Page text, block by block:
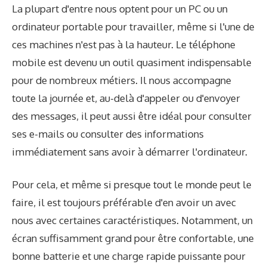
La plupart d'entre nous optent pour un PC ou un
ordinateur portable pour travailler, même si l'une de
ces machines n'est pas à la hauteur. Le téléphone
mobile est devenu un outil quasiment indispensable
pour de nombreux métiers. Il nous accompagne
toute la journée et, au-delà d'appeler ou d'envoyer
des messages, il peut aussi être idéal pour consulter
ses e-mails ou consulter des informations
immédiatement sans avoir à démarrer l'ordinateur.
Pour cela, et même si presque tout le monde peut le
faire, il est toujours préférable d'en avoir un avec
nous avec certaines caractéristiques. Notamment, un
écran suffisamment grand pour être confortable, une
bonne batterie et une charge rapide puissante pour